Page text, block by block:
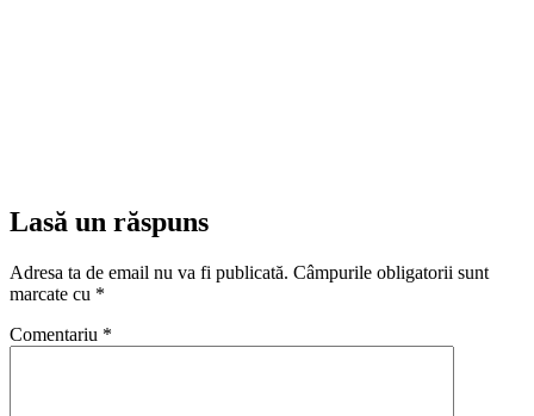
Lasă un răspuns
Adresa ta de email nu va fi publicată. Câmpurile obligatorii sunt
marcate cu *
Comentariu *